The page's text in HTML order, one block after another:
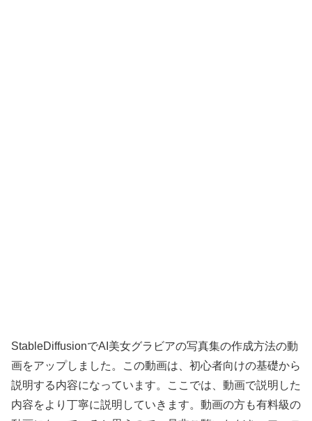
StableDiffusionでAI美女グラビアの写真集の作成方法の動
画をアップしました。この動画は、初心者向けの基礎から
説明する内容になっています。ここでは、動画で説明した
内容をより丁寧に説明していきます。動画の方も有料級の